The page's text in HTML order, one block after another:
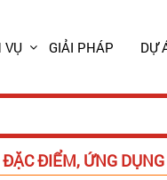
VỤ GIẢI PHÁP DỰ
ĐIỂM, ỨNG